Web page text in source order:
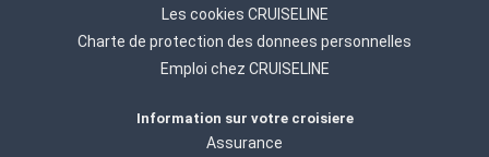
Les cookies CRUISELINE
Charte de protection des donnees personnelles
Emploi chez CRUISELINE
Information sur votre croisiere
Assurance